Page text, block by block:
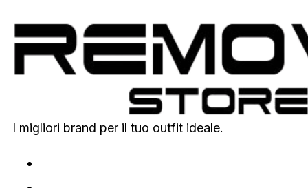
I migliori brand per il tuo outfit ideale.